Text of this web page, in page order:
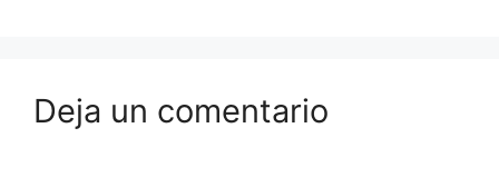
Deja un comentario